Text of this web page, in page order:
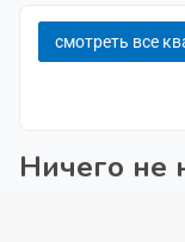
смотреть все
Ничего не